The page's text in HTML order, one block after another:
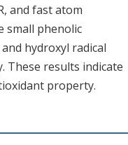
and fast atom
small phenolic
and hydroxyl radical
These results indicate
property.